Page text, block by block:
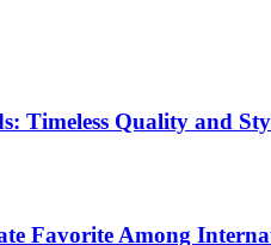
Timeless Quality and
Favorite Among